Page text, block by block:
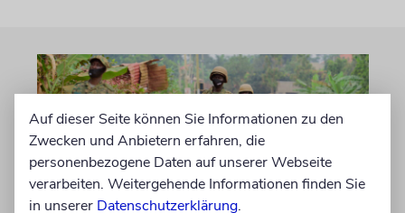
Auf dieser Seite können Sie Informationen zu den
Zwecken und Anbietern erfahren, die
personenbezogene Daten auf unserer Webseite
verarbeiten. Weitergehende Informationen finden Sie
in unserer Datenschutzerklärung.